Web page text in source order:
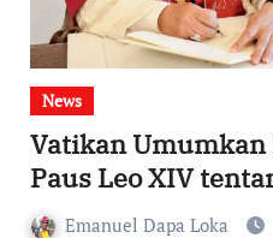
News
Vatikan
Paus Leo XIV
Emanuel Dapa Loka